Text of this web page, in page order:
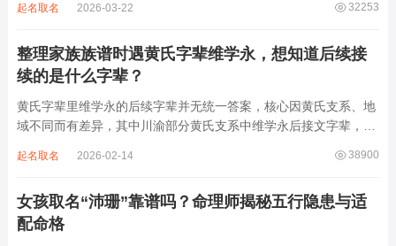
离叫名字时辨识度不高。昌字本义为兴盛、繁茂，发字核心指向发
32253
起名取名 2026-03-22
整理家族族谱时遇黄氏字辈维学永，想知道后续接
续的是什么字辈？
黄氏字辈里维学永的后续字辈并无统一答案，核心因黄氏支系、地
域不同而有差异，其中川渝部分黄氏支系中维学永后接文字辈，完
某支系的续修字辈，在安岳、岳池一带的黄氏族谱里能明确查到，
38900
起名取名 2026-02-14
女孩取名“沛珊”靠谱吗？命理师揭秘五行隐患与适
配命格